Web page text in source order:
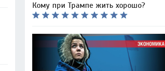
Кому при Трампе жить хорошо?